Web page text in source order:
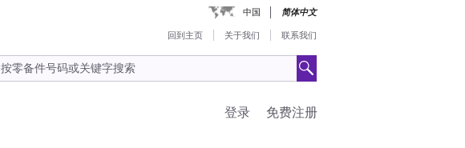
中国 简体中文
回到主页 关于我们 联系我们
免费注册
登录